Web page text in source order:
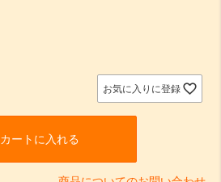
お気に入りに登録
カートに入れる